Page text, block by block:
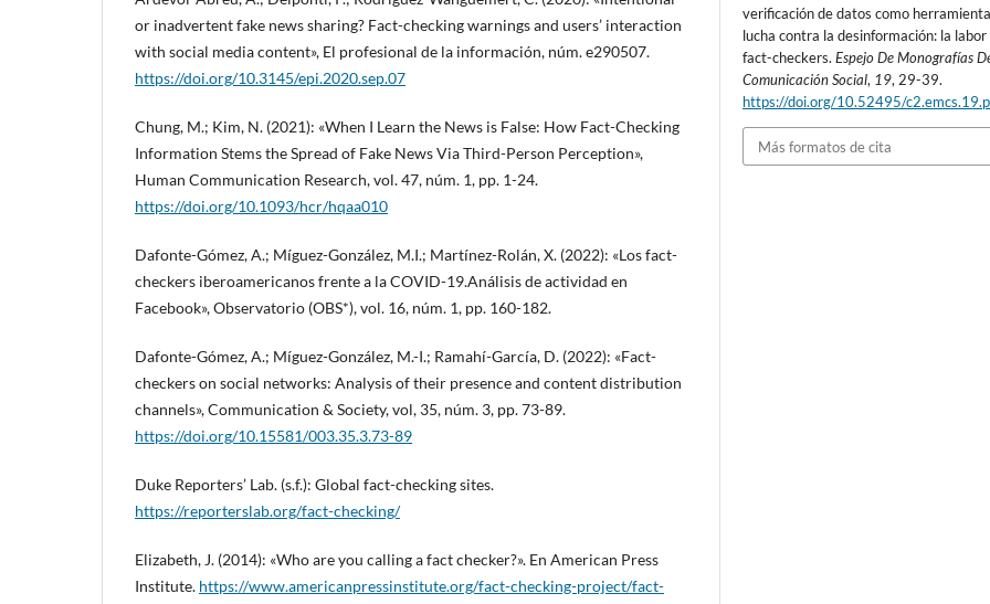
or inadvertent fake news sharing? Fact-checking warnings and users’ interaction
with social media content», El profesional de la información, núm. e290507.
https://doi.org/10.3145/epi.2020.sep.07
Chung, M.; Kim, N. (2021): «When I Learn the News is False: How Fact-Checking
Information Stems the Spread of Fake News Via Third-Person Perception»,
Human Communication Research, vol. 47, núm. 1, pp. 1-24.
https://doi.org/10.1093/hcr/hqaa010
Dafonte-Gómez, A.; Míguez-González, M.I.; Martínez-Rolán, X. (2022): «Los fact-
checkers iberoamericanos frente a la COVID-19.Análisis de actividad en
Facebook», Observatorio (OBS*), vol. 16, núm. 1, pp. 160-182.
Dafonte-Gómez, A.; Míguez-González, M.-I.; Ramahí-García, D. (2022): «Fact-
checkers on social networks: Analysis of their presence and content distribution
channels», Communication & Society, vol, 35, núm. 3, pp. 73-89.
https://doi.org/10.15581/003.35.3.73-89
Duke Reporters’ Lab. (s.f.): Global fact-checking sites.
https://reporterslab.org/fact-checking/
Elizabeth, J. (2014): «Who are you calling a fact checker?». En American Press
Institute. https://www.americanpressinstitute.org/fact-checking-project/fact-
verificación de datos como
lucha contra la desinformación: la labor
fact-checkers.Espejo De Monografías
Comunicación Social, 19, 29-39.
https://doi.org/10.52495/
Más formatos de cita